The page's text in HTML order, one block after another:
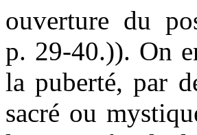
ouverture du
p. 29-40.)). On
la puberté, par
sacré ou